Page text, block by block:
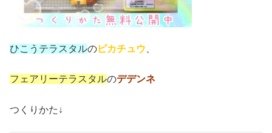
ひこうテラスタルのピカチュウ
フェアリーテラスタルのデデンネ
つくりかた↓